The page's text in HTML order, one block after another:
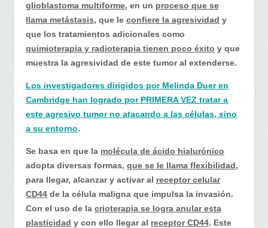
glioblastoma multiforme, en un proceso que se
llama metástasis, que le confiere la agresividad y
que los tratamientos adicionales como
quimioterapia y radioterapia tienen poco éxito y que
muestra la agresividad de este tumor al extenderse.
Los investigadores dirigidos por Melinda Duer en
Cambridge han logrado por PRIMERA VEZ tratar a
este agresivo tumor no atacando a las células, sino
a su entorno.
Se basa en que la molécula de ácido hialurónico
adopta diversas formas, que se le llama flexibilidad,
para llegar, alcanzar y activar al receptor celular
CD44 de la célula maligna que impulsa la invasión.
Con el uso de la crioterapia se logra anular esta
plasticidad y con ello llegar al receptor CD44. Este